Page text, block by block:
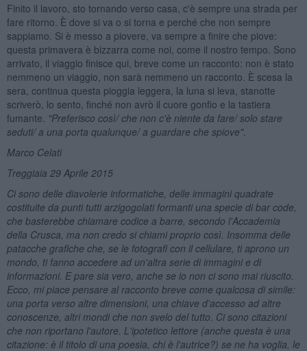
Finito il lavoro, sto tornando verso casa, c'è sempre una strada per
fare ritorno. È dove si va o si torna e perché che non sempre
sappiamo. Si è messo a piovere, va sempre a finire che piove:
questa primavera è bizzarra come noi, come il nostro tempo. Sono
arrivato, il viaggio finisce qui, breve come un racconto: non è stato
nemmeno un viaggio, non sarà nemmeno un racconto. È scesa la
sera, continua questa pioggia leggera, la luna si leva, stanotte
scriverò, lo sento, finché non avrò il cuore gonfio e la tastiera
fumante. "Preferisco così/ che non c'è niente da fare/ solo stare
seduti/ a una porta qualunque/ a guardare che spiove".
Marco Celati
Treggiaia 29 Aprile 2015
Ci sono delle diavolerie informatiche, delle immagini quadrate
costituite da punti tutti arzigogolati formanti una specie di bar code,
che basterebbe chiamare codice a barre, secondo l'Accademia
della Crusca, ma non credo si chiami proprio così. Insomma delle
patacche grafiche che, se le fotografi con il cellulare, ti aprono un
mondo, ti fanno accedere ad un'altra serie di immagini e di
informazioni. E pare sia vero, anche se io non ci sono mai riuscito.
Ecco, mi piace pensare al racconto breve come qualcosa di simile:
una porta verso altre dimensioni, una chiave d'accesso ad altre
conoscenze, altri mondi che non svelo del tutto. Ci sono citazioni
che non riportano l'autore. L'ipotetico lettore (anche questa è una
citazione: è il titolo di una poesia, chi è l'autrice?) se ne ha voglia, le